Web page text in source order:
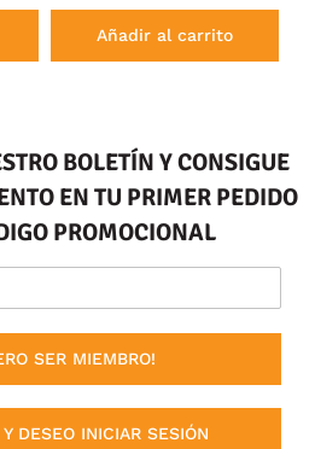
Añadir al carrito
BOLETÍN Y CONSIGUE
EN TU PRIMER PEDIDO
PROMOCIONAL
SER MIEMBRO!
DESEO INICIAR SESIÓN